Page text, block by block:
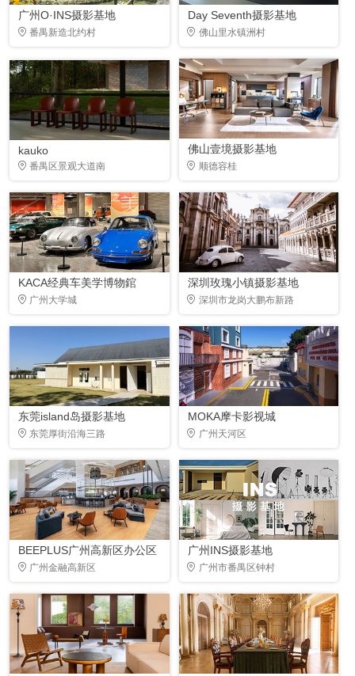
广州O·INS摄影基地
番禺新造北约村
Day Seventh摄影基地
佛山里水镇洲村
kauko
番禺区景观大道南
佛山壹境摄影基地
顺德容桂
KACA经典车美学博物錧
广州大学城
深圳玫瑰小镇摄影基地
深圳市龙岗大鹏布新路
东莞island岛摄影基地
东莞厚街沿海三路
MOKA摩卡影视城
广州天河区
BEEPLUS广州高新区办公区
广州金融高新区
广州INS摄影基地
广州市番禺区钟村